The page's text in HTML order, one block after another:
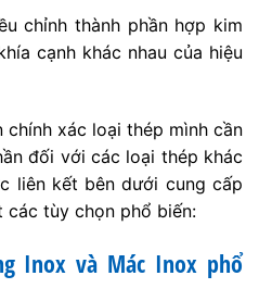
chỉnh thành phần hợp kim
cạnh khác nhau của hiệu
chính xác loại thép mình cần
đối với các loại thép khác
liên kết bên dưới cung cấp
các tùy chọn phổ biến:
Inox và Mác Inox phổ